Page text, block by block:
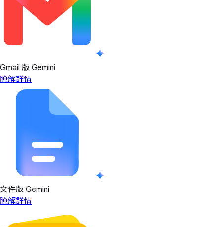
Gmail 版 Gemini
瞭解詳情
文件版 Gemini
瞭解詳情